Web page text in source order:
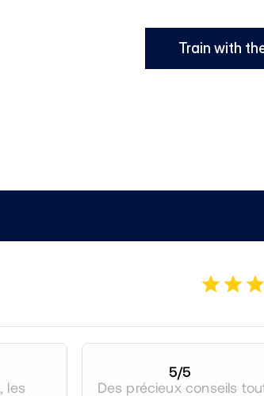
Train with
les
5/5
Des précieux conseils